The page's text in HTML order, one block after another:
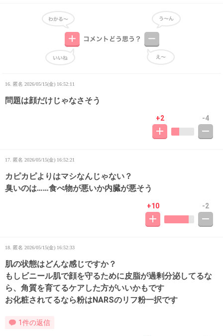
16. 匿名 2026/05/15(金) 16:52:11
問題は顔だけじゃなさそう
+2 -4
17. 匿名 2026/05/15(金) 16:52:21
カピカピよりはマシなんじゃない？
臭いのは……食べ物が悪いか内臓が悪そう
+10 -2
18. 匿名 2026/05/15(金) 16:52:33
肌の状態はどんな感じですか？
もしビニール肌で顔を守るために皮脂が過剰分泌してるな
ら、角質を育てるケアした方がいいかもです
お化粧されてるなら粉はNARSのリフ粉一択です
1件の返信